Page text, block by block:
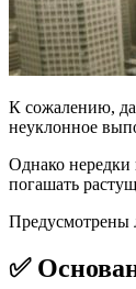
К сожалению,
неуклонное
Однако нередки
погашать
Предусмотрены
✅